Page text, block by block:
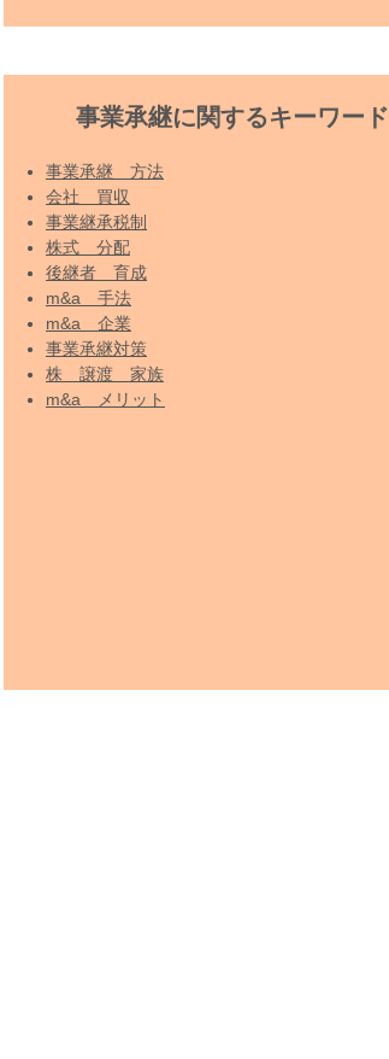
事業承継に関するキーワード
事業承継 方法
会社 買収
事業継承税制
株式 分配
後継者 育成
m&a 手法
m&a 企業
事業承継対策
株 譲渡 家族
m&a メリット